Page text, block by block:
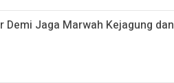
Jaga Marwah Kejagung dan